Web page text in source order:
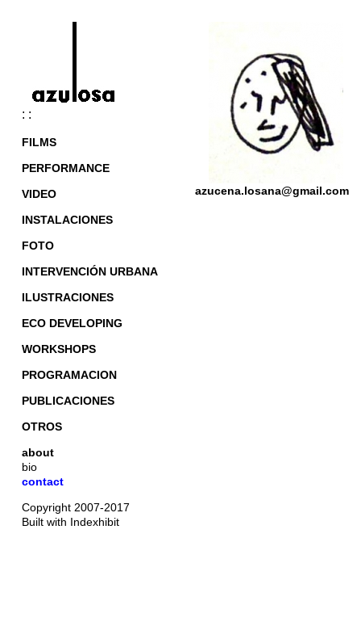
: :
FILMS
PERFORMANCE
VIDEO
INSTALACIONES
FOTO
INTERVENCIÓN URBANA
ILUSTRACIONES
ECO DEVELOPING
WORKSHOPS
PROGRAMACION
PUBLICACIONES
OTROS
about
bio
contact
Copyright 2007-2017
Built with Indexhibit
azucena.losana@gmail.com